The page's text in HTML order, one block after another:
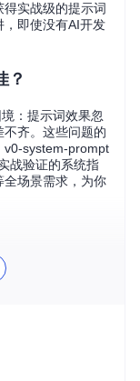
实战级的提示词
即使没有AI开发
？
：提示词效果忽
齐。这些问题的
v0-system-prompt
战验证的系统指
全场景需求，为你